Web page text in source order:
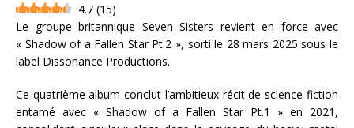
4.7 (15)
Le groupe britannique Seven Sisters revient en force avec
« Shadow of a Fallen Star Pt.2 », sorti le 28 mars 2025 sous le
label Dissonance Productions.
Ce quatrième album conclut l’ambitieux récit de science-fiction
entamé avec « Shadow of a Fallen Star Pt.1 » en 2021,